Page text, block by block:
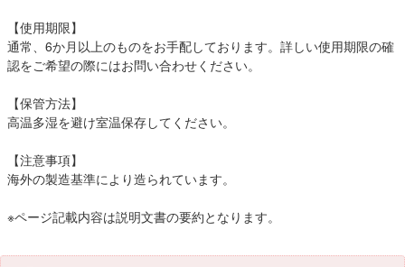
【使用期限】
通常、6か月以上のものをお手配しております。詳しい使用期限の確
認をご希望の際にはお問い合わせください。
【保管方法】
高温多湿を避け室温保存してください。
【注意事項】
海外の製造基準により造られています。
※ページ記載内容は説明文書の要約となります。